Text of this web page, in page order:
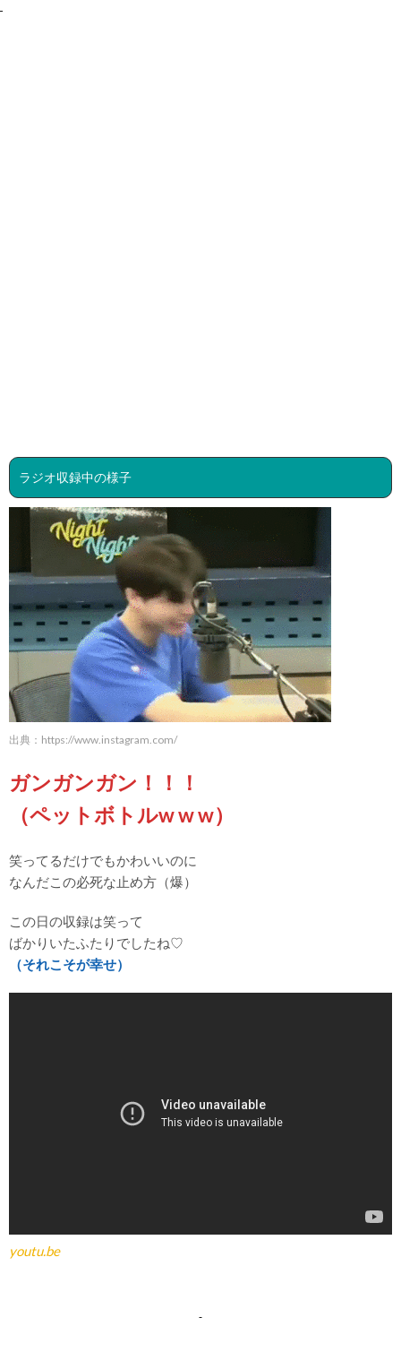
ラジオ収録中の様子
出典： https://www.instagram.com/
ガンガンガン！！！
（ペットボトルw w w）
笑ってるだけでもかわいいのに
なんだこの必死な止め方（爆）
この日の収録は笑って
ばかりいたふたりでしたね♡
（それこそが幸せ）
youtu.be